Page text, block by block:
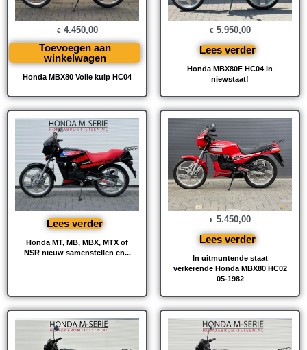
Honda MBX80 Volle kuip HC04
€ 4.450,00
Toevoegen aan
winkelwagen
Honda MBX80F HC04 in
niewstaat!
€ 5.950,00
Lees verder
Honda MT, MB, MBX, MTX of
NSR nieuw samenstellen en...
Lees verder
In uitmuntende staat
verkerende Honda MBX80 HC02
05-1982
€ 5.450,00
Lees verder